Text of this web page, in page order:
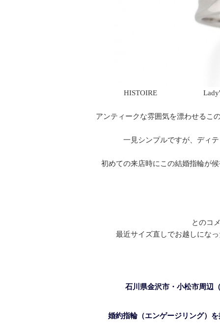
HISTOIRE Lady's
アンティークな雰囲気を漂わせるこ
一見シンプルですが、ディ
初めての来店時にこの結婚指輪が
とのコ
最近サイズ直しでお越しにな
石川県金沢市・小松市周辺
婚約指輪（エンゲージリング）